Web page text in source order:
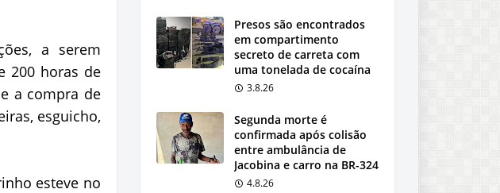
a serem
200 horas de
a compra de
esguicho,
esteve no
Presos são encontrados
em compartimento
secreto de carreta com
uma tonelada de cocaína
3.8.26
Segunda morte é
confirmada após colisão
entre ambulância de
Jacobina e carro na BR-324
4.8.26